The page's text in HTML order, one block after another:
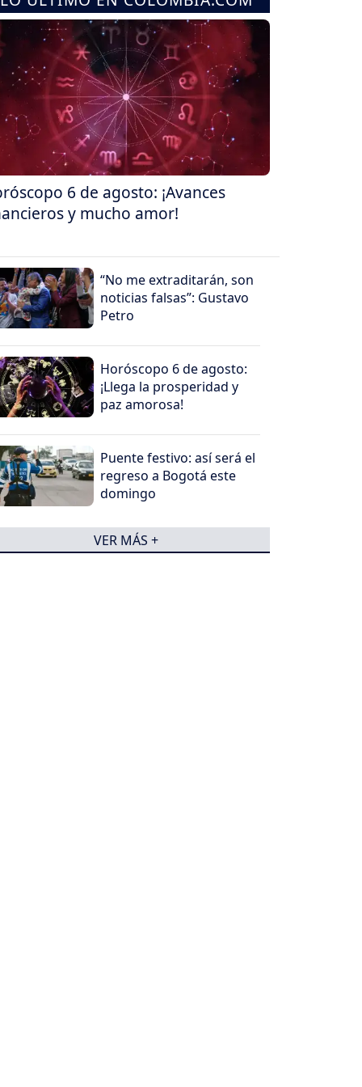
6 de agosto: ¡Avances
y mucho amor!
“No me extraditarán, son
noticias falsas”: Gustavo
Petro
Horóscopo 6 de agosto:
¡Llega la prosperidad y
paz amorosa!
Puente festivo: así será el
regreso a Bogotá este
domingo
VER MÁS +